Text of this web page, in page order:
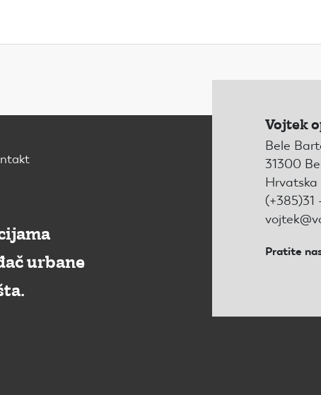
urbane
Vojtek
Bele
31300
Hrvatska
(+385)31
Pratite